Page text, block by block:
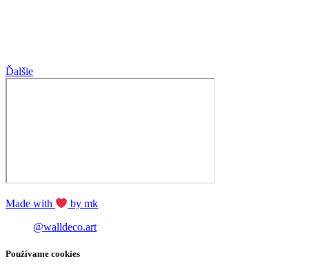
Ďalšie
Made with
by mk
@walldeco.art
Používame cookies